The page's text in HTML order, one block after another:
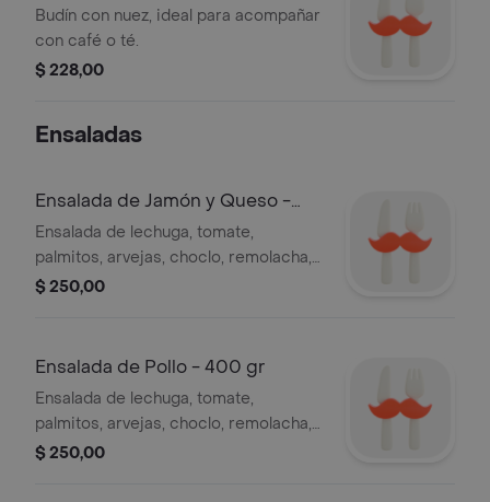
Budín con nuez, ideal para acompañar
con café o té.
$ 228,00
Ensaladas
Ensalada de Jamón y Queso -
400 gr
Ensalada de lechuga, tomate,
palmitos, arvejas, choclo, remolacha,
huevo duro, jamón y queso
$ 250,00
Ensalada de Pollo - 400 gr
Ensalada de lechuga, tomate,
palmitos, arvejas, choclo, remolacha,
huevo duro y pollo
$ 250,00